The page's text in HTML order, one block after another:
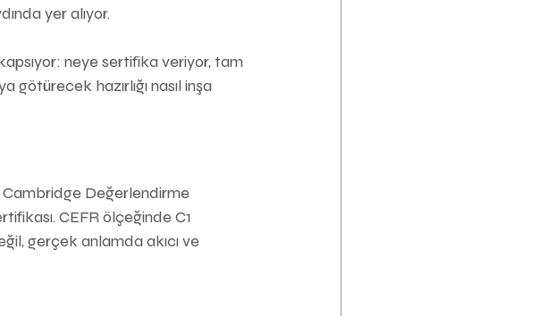
yer alıyor.
neye sertifika veriyor, tam
hazırlığı nasıl inşa
Değerlendirme
CEFR ölçeğinde C1
gerçek anlamda akıcı ve